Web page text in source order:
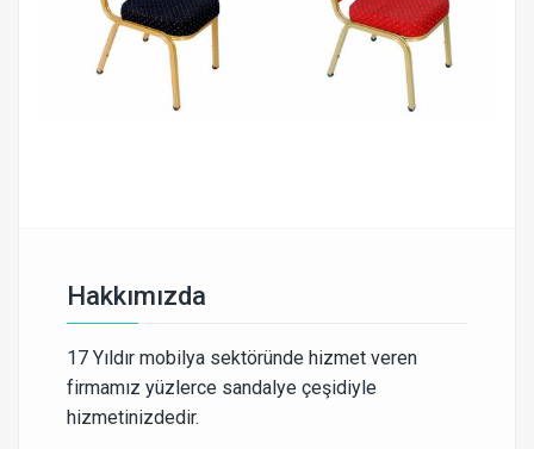
Hakkımızda
17 Yıldır mobilya sektöründe hizmet veren
firmamız yüzlerce sandalye çeşidiyle
hizmetinizdedir.